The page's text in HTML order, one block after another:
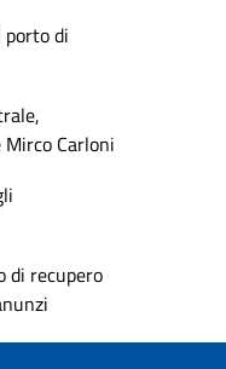
porto di
Carloni
di recupero